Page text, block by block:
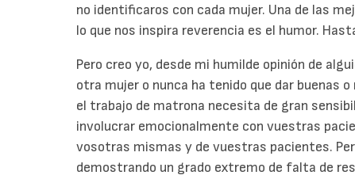
no identificaros con cada mujer. Una de las
lo que nos inspira reverencia es el humor.
Pero creo yo, desde mi humilde opinión de
otra mujer o nunca ha tenido que dar buenas
el trabajo de matrona necesita de gran
involucrar emocionalmente con vuestras
vosotras mismas y de vuestras pacientes.
demostrando un grado extremo de falta de